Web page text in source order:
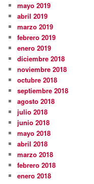
mayo 2019
abril 2019
marzo 2019
febrero 2019
enero 2019
diciembre 2018
noviembre 2018
octubre 2018
septiembre 2018
agosto 2018
julio 2018
junio 2018
mayo 2018
abril 2018
marzo 2018
febrero 2018
enero 2018